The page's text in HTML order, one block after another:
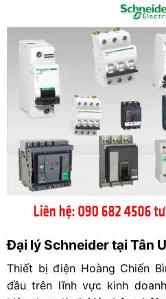
Đại lý Schneider tại Tân
Thiết bị điện Hoàng Chiến
đầu trên lĩnh vực kinh